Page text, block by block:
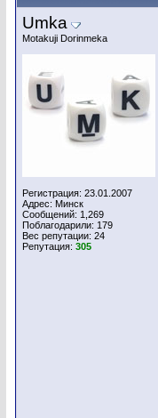
Umka
Motakuji Dorinmeka
Регистрация: 23.01.2007
Адрес: Минск
Сообщений: 1,269
Поблагодарили: 179
Вес репутации: 24
Репутация: 305